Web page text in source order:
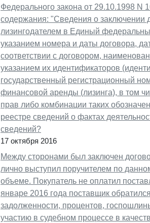
Федерального закона от 29.10.1998
содержания: "Сведения о заключении
лизингодателем в Единый
указанием номера и даты договора,
соответствии с договором,
указанием их идентификаторов
государственный регистрационный
финансовой аренды (лизинга), в том
прав либо комбинации таких
реестре сведений о фактах
сведений?
17 октября 2016
Между сторонами был заключен
лично выступил поручителем по
объеме. Покупатель не оплатил
январе 2016 года поставщик
задолженности, процентов,
участию в судебном процессе в